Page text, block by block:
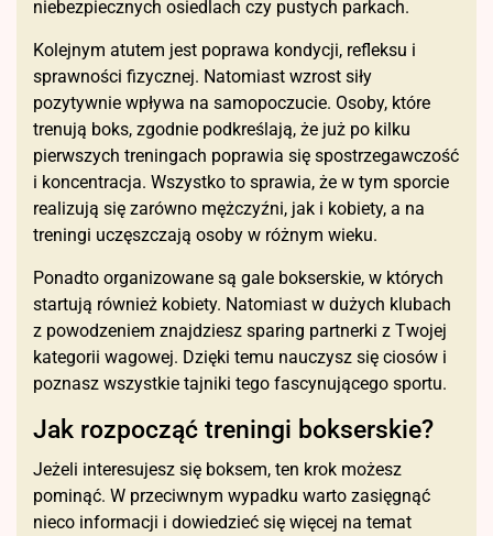
niebezpiecznych osiedlach czy pustych parkach.
Kolejnym atutem jest poprawa kondycji, refleksu i
sprawności fizycznej. Natomiast wzrost siły
pozytywnie wpływa na samopoczucie. Osoby, które
trenują boks, zgodnie podkreślają, że już po kilku
pierwszych treningach poprawia się spostrzegawczość
i koncentracja. Wszystko to sprawia, że w tym sporcie
realizują się zarówno mężczyźni, jak i kobiety, a na
treningi uczęszczają osoby w różnym wieku.
Ponadto organizowane są gale bokserskie, w których
startują również kobiety. Natomiast w dużych klubach
z powodzeniem znajdziesz sparing partnerki z Twojej
kategorii wagowej. Dzięki temu nauczysz się ciosów i
poznasz wszystkie tajniki tego fascynującego sportu.
Jak rozpocząć treningi bokserskie?
Jeżeli interesujesz się boksem, ten krok możesz
pominąć. W przeciwnym wypadku warto zasięgnąć
nieco informacji i dowiedzieć się więcej na temat